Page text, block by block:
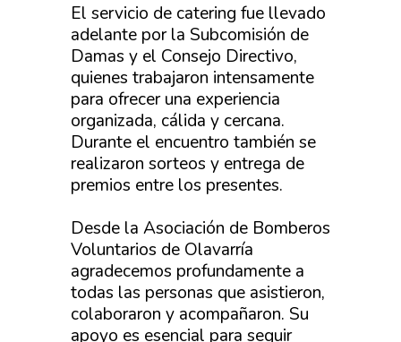
El servicio de catering fue llevado
adelante por la Subcomisión de
Damas y el Consejo Directivo,
quienes trabajaron intensamente
para ofrecer una experiencia
organizada, cálida y cercana.
Durante el encuentro también se
realizaron sorteos y entrega de
premios entre los presentes.
Desde la Asociación de Bomberos
Voluntarios de Olavarría
agradecemos profundamente a
todas las personas que asistieron,
colaboraron y acompañaron. Su
apoyo es esencial para seguir